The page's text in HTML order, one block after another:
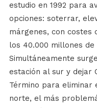
estudio en 1992 para
opciones: soterrar,
márgenes, con costes
los 40.000 millones
Simultáneamente
estación al sur y dejar
Término para eliminar
norte, el más